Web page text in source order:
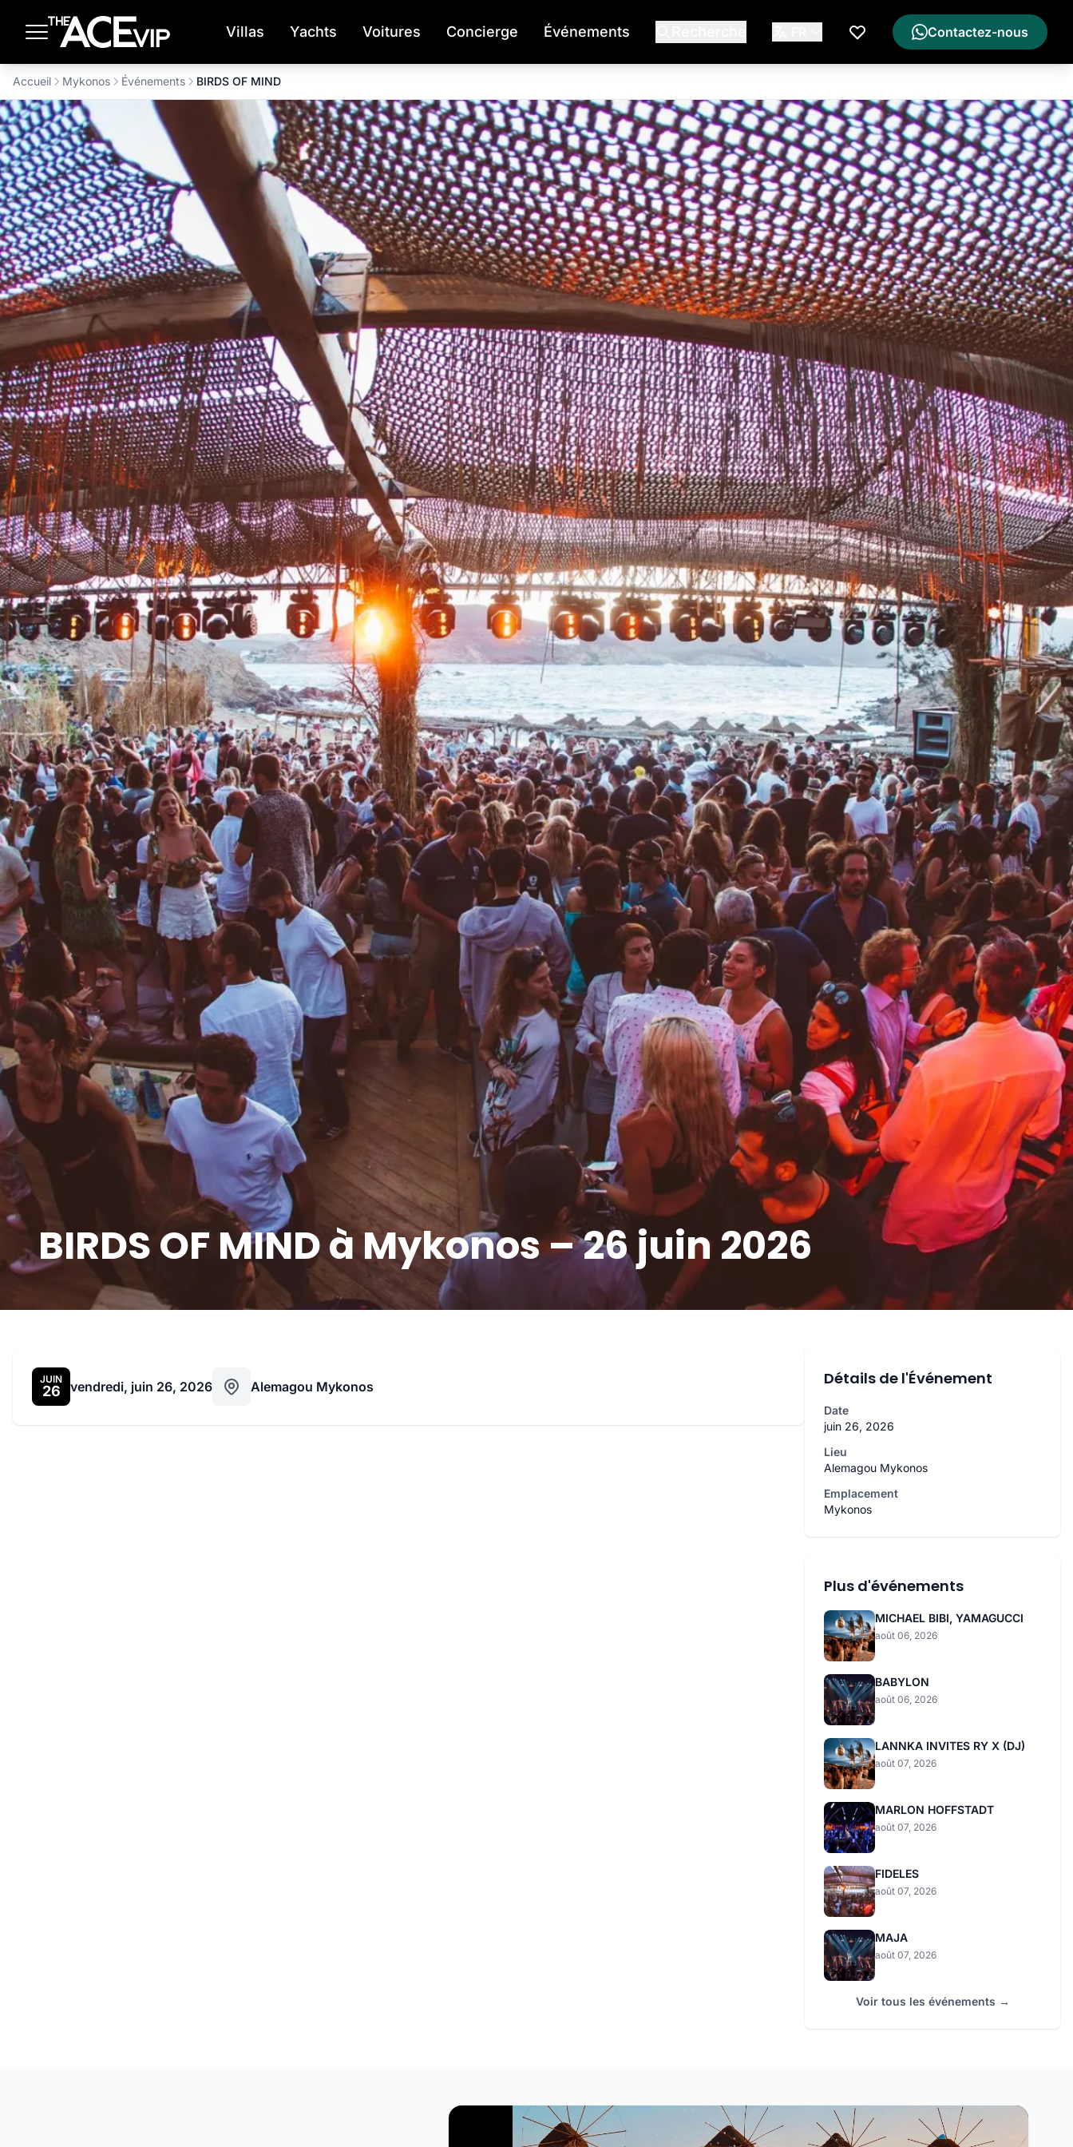
Villas Yachts Voitures Concierge Événements
Ma Liste de Souhaits
Contactez-nous
Accueil Mykonos Événements BIRDS OF MIND
BIRDS OF MIND à Mykonos – 26 juin 2026
JUIN
26 vendredi, juin 26, 2026 Alemagou Mykonos Détails de l'Événement
Date
juin 26, 2026
Lieu
Alemagou Mykonos
Emplacement
Mykonos
Plus d'événements
MICHAEL BIBI, YAMAGUCCI
août 06, 2026
BABYLON
août 06, 2026
LANNKA INVITES RY X (DJ)
août 07, 2026
MARLON HOFFSTADT
août 07, 2026
FIDELES
août 07, 2026
MAJA
août 07, 2026
Voir tous les événements →